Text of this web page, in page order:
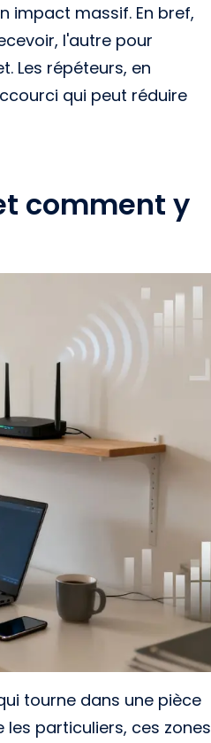
impact massif. En bref,
l'autre pour
Les répéteurs, en
qui peut réduire
comment y
tourne dans une pièce
les particuliers, ces zones